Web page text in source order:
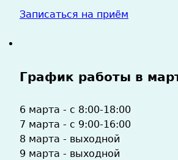
Записаться на приём
График работы в
6 марта - с 8:00-18:00
7 марта - с 9:00-16:00
8 марта - выходной
9 марта - выходной